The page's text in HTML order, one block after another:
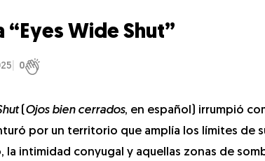
“Eyes Wide Shut”
0
( Ojos bien cerrados, en español) irrumpió
por un territorio que amplía los límites de
intimidad conyugal y aquellas zonas de